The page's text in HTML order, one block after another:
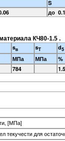
S
до 0.1
КЧ80-1.5 .
sв sT d5
МПа МПа %
784
1.5
[МПа]
текучести для